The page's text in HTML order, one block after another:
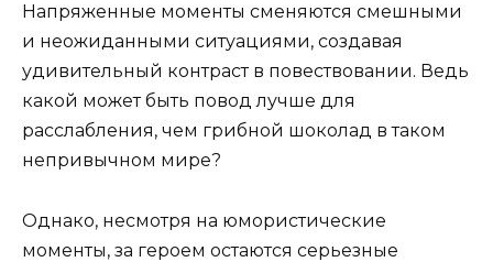
Напряженные моменты сменяются смешными
и неожиданными ситуациями, создавая
удивительный контраст в повествовании. Ведь
какой может быть повод лучше для
расслабления, чем грибной шоколад в таком
непривычном мире?
Однако, несмотря на юмористические
моменты, за героем остаются серьезные